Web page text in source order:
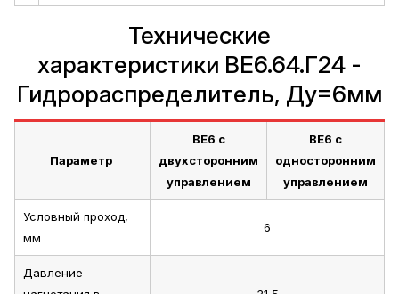
Технические
характеристики ВЕ6.64.Г24 -
Гидрораспределитель, Ду=6мм
Параметр
ВЕ6 с
двухсторонним
управлением
ВЕ6 с
односторонним
управлением
Условный проход,
мм
6
Давление